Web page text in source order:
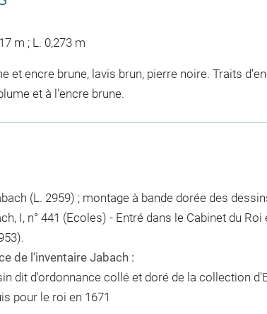
m ; L. 0,273 m
et encre brune, lavis brun, pierre noire. Traits
et à l'encre brune.
(L. 2959) ; montage à bande dorée des
I, n° 441 (Ecoles) - Entré dans le Cabinet du
de l'inventaire Jabach :
dit d'ordonnance collé et doré de la collection
pour le roi en 1671